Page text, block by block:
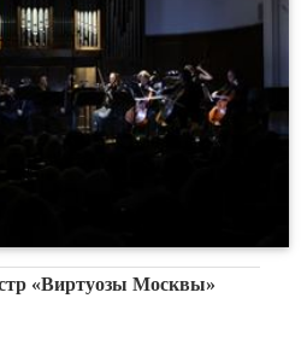
«Виртуозы Москвы»